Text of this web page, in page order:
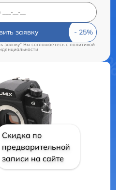
заявку
заявку" Вы соглашаетесь cполитикой
Скидка по
предварительной
записи на сайте